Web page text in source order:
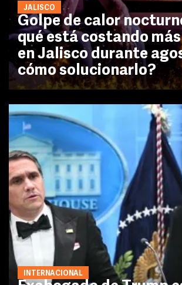
JALISCO
Golpe de calor
qué está costando
en Jalisco durante
cómo solucionarlo?
INTERNACIONAL